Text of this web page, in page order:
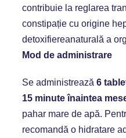
contribuie la reglarea
constipație cu origine
detoxifiereanaturală a
Mod de administrare
Se administrează 6
15 minute înaintea
pahar mare de apă.
recomandă o hidratare